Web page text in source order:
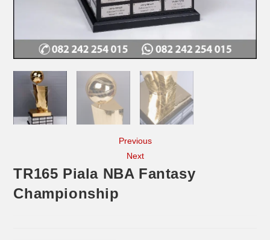
Previous
Next
TR165 Piala NBA Fantasy
Championship